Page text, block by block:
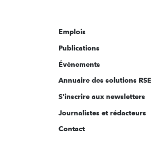
Emplois
Publications
Évènements
Annuaire des solutions RSE
S'inscrire aux newsletters
Journalistes et rédacteurs
Contact